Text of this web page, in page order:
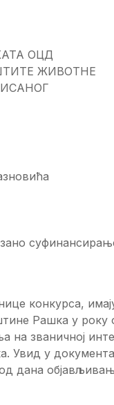
ОЦД
ЖИВОТНЕ
конкурса,
Рашка у року
на званичној
Увид у
дана